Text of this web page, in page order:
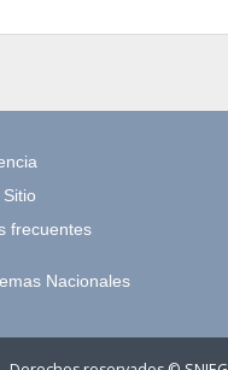
frecuentes
Nacionales